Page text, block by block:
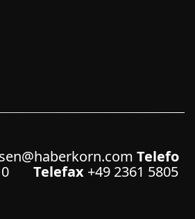
Telefo
Telefax +49 2361 5805